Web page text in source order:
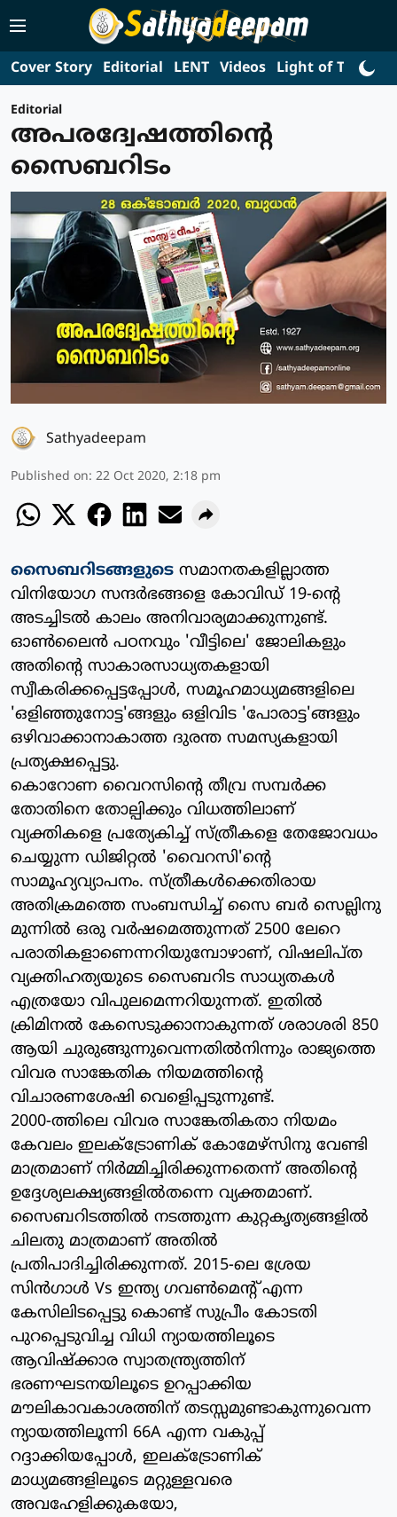
Cover Story Editorial LENT Videos Light of Truth
Editorial
അപരദ്വേഷത്തിന്റെ
സൈബറിടം
Sathyadeepam
Published on: 22 Oct 2020, 2:18 pm
സൈബറിടങ്ങളുടെ സമാനതകളില്ലാത്ത
വിനിയോഗ സന്ദര്‍ഭങ്ങളെ കോവിഡ് 19-ന്റെ
അടച്ചിടല്‍ കാലം അനിവാര്യമാക്കുന്നുണ്ട്.
ഓണ്‍ലൈന്‍ പഠനവും 'വീട്ടിലെ' ജോലികളും
അതിന്റെ സാകാരസാധ്യതകളായി
സ്വീകരിക്കപ്പെട്ടപ്പോള്‍, സമൂഹമാധ്യമങ്ങളിലെ
'ഒളിഞ്ഞുനോട്ട'ങ്ങളും ഒളിവിട 'പോരാട്ട'ങ്ങളും
ഒഴിവാക്കാനാകാത്ത ദുരന്ത സമസ്യകളായി
പ്രത്യക്ഷപ്പെട്ടു.
കൊറോണ വൈറസിന്റെ തീവ്ര സമ്പര്‍ക്ക
തോതിനെ തോല്പിക്കും വിധത്തിലാണ്
വ്യക്തികളെ പ്രത്യേകിച്ച് സ്ത്രീകളെ തേജോവധം
ചെയ്യുന്ന ഡിജിറ്റല്‍ 'വൈറസി'ന്റെ
സാമൂഹ്യവ്യാപനം. സ്ത്രീകള്‍ക്കെതിരായ
അതിക്രമത്തെ സംബന്ധിച്ച് സൈ ബര്‍ സെല്ലിനു
മുന്നില്‍ ഒരു വര്‍ഷമെത്തുന്നത് 2500 ലേറെ
പരാതികളാണെന്നറിയുമ്പോഴാണ്, വിഷലിപ്ത
വ്യക്തിഹത്യയുടെ സൈബറിട സാധ്യതകള്‍
എത്രയോ വിപുലമെന്നറിയുന്നത്. ഇതില്‍
ക്രിമിനല്‍ കേസെടുക്കാനാകുന്നത് ശരാശരി 850
ആയി ചുരുങ്ങുന്നുവെന്നതില്‍നിന്നും രാജ്യത്തെ
വിവര സാങ്കേതിക നിയമത്തിന്റെ
വിചാരണശേഷി വെളിെപ്പടുന്നുണ്ട്.
2000-ത്തിലെ വിവര സാങ്കേതികതാ നിയമം
കേവലം ഇലക്‌ട്രോണിക് കോമേഴ്‌സിനു വേണ്ടി
മാത്രമാണ് നിര്‍മ്മിച്ചിരിക്കുന്നതെന്ന് അതിന്റെ
ഉദ്ദേശ്യലക്ഷ്യങ്ങളില്‍തന്നെ വ്യക്തമാണ്.
സൈബറിടത്തില്‍ നടത്തുന്ന കുറ്റകൃത്യങ്ങളില്‍
ചിലതു മാത്രമാണ് അതില്‍
പ്രതിപാദിച്ചിരിക്കുന്നത്. 2015-ലെ ശ്രേയ
സിന്‍ഗാള്‍ Vs ഇന്ത്യ ഗവണ്‍മെന്റ് എന്ന
കേസിലിടപ്പെട്ടു കൊണ്ട് സുപ്രീം കോടതി
പുറപ്പെടുവിച്ച വിധി ന്യായത്തിലൂടെ
ആവിഷ്‌ക്കാര സ്വാതന്ത്ര്യത്തിന്
ഭരണഘടനയിലൂടെ ഉറപ്പാക്കിയ
മൗലികാവകാശത്തിന് തടസ്സമുണ്ടാകുന്നുവെന്ന
ന്യായത്തിലൂന്നി 66A എന്ന വകുപ്പ്
റദ്ദാക്കിയപ്പോള്‍, ഇലക്‌ട്രോണിക്
മാധ്യമങ്ങളിലൂടെ മറ്റുള്ളവരെ
അവഹേളിക്കുകയോ,